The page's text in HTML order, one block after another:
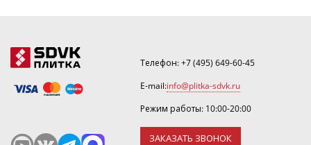
Телефон:+7 (495) 649-60-45
E-mail:info@plitka-sdvk.ru
Режим работы: 10:00-20:00
ЗАКАЗАТЬ ЗВОНОК